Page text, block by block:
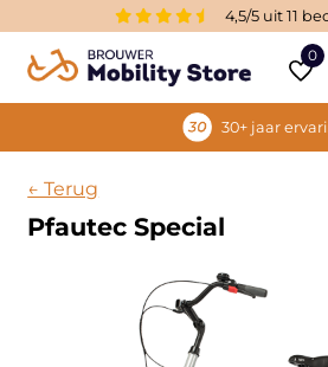
4,5/5 uit 11
0
30+ jaar
← Terug
Pfautec Special